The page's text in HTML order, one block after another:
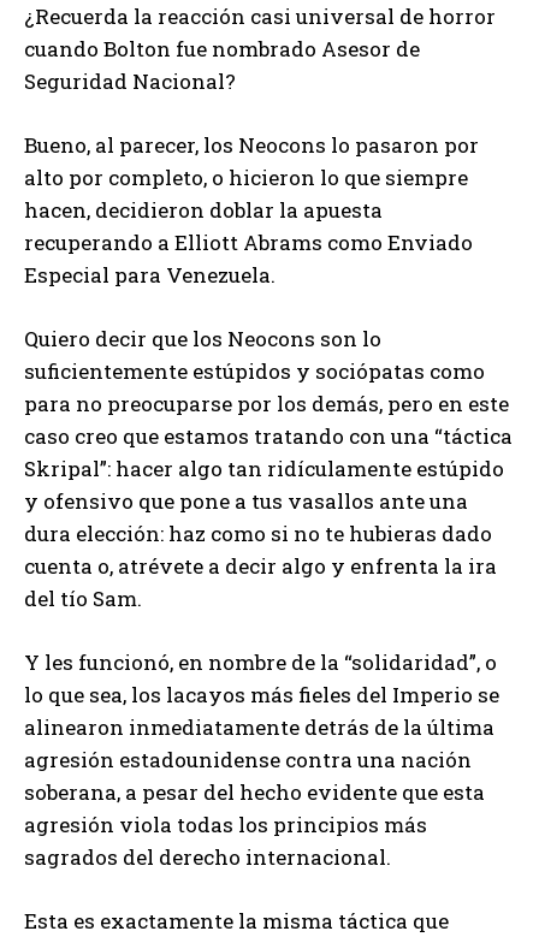
¿Recuerda la reacción casi universal de horror
cuando Bolton fue nombrado Asesor de
Seguridad Nacional?
Bueno, al parecer, los Neocons lo pasaron por
alto por completo, o hicieron lo que siempre
hacen, decidieron doblar la apuesta
recuperando a Elliott Abrams como Enviado
Especial para Venezuela.
Quiero decir que los Neocons son lo
suficientemente estúpidos y sociópatas como
para no preocuparse por los demás, pero en este
caso creo que estamos tratando con una “táctica
Skripal”: hacer algo tan ridículamente estúpido
y ofensivo que pone a tus vasallos ante una
dura elección: haz como si no te hubieras dado
cuenta o, atrévete a decir algo y enfrenta la ira
del tío Sam.
Y les funcionó, en nombre de la “solidaridad”, o
lo que sea, los lacayos más fieles del Imperio se
alinearon inmediatamente detrás de la última
agresión estadounidense contra una nación
soberana, a pesar del hecho evidente que esta
agresión viola todas los principios más
sagrados del derecho internacional.
Esta es exactamente la misma táctica que